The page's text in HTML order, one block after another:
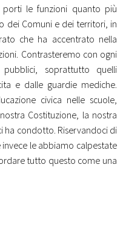
le funzioni quanto più
dei Comuni e dei territori, in
che ha accentrato nella
Contrasteremo con ogni
soprattutto quelli
e dalle guardie mediche.
civica nelle scuole,
Costituzione, la nostra
ha condotto. Riservandoci di
le abbiamo calpestate
tutto questo come una